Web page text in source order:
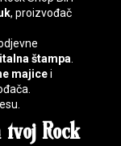
, proizvođač
štampa
majicei
tvoj Rock